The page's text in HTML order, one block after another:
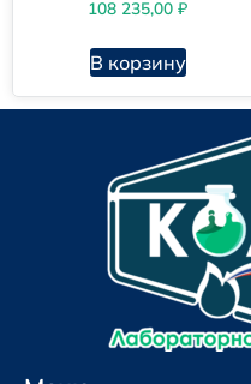
108 235,00 ₽
В корзину